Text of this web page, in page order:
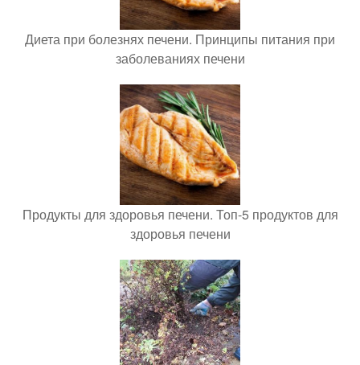
Диета при болезнях печени. Принципы питания при
заболеваниях печени
Продукты для здоровья печени. Топ-5 продуктов для
здоровья печени